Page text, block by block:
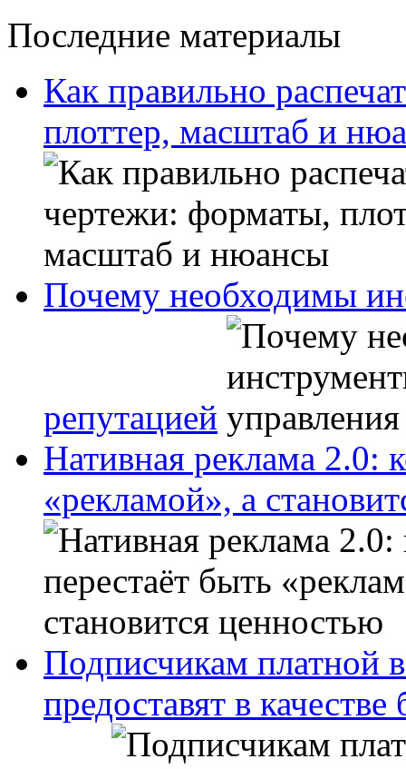
Последние материалы
Как правильно
плоттер, масштаб и
Почему необходимы
репутацией
Нативная реклама 2.0:
«рекламой», а
Подписчикам платной
предоставят в